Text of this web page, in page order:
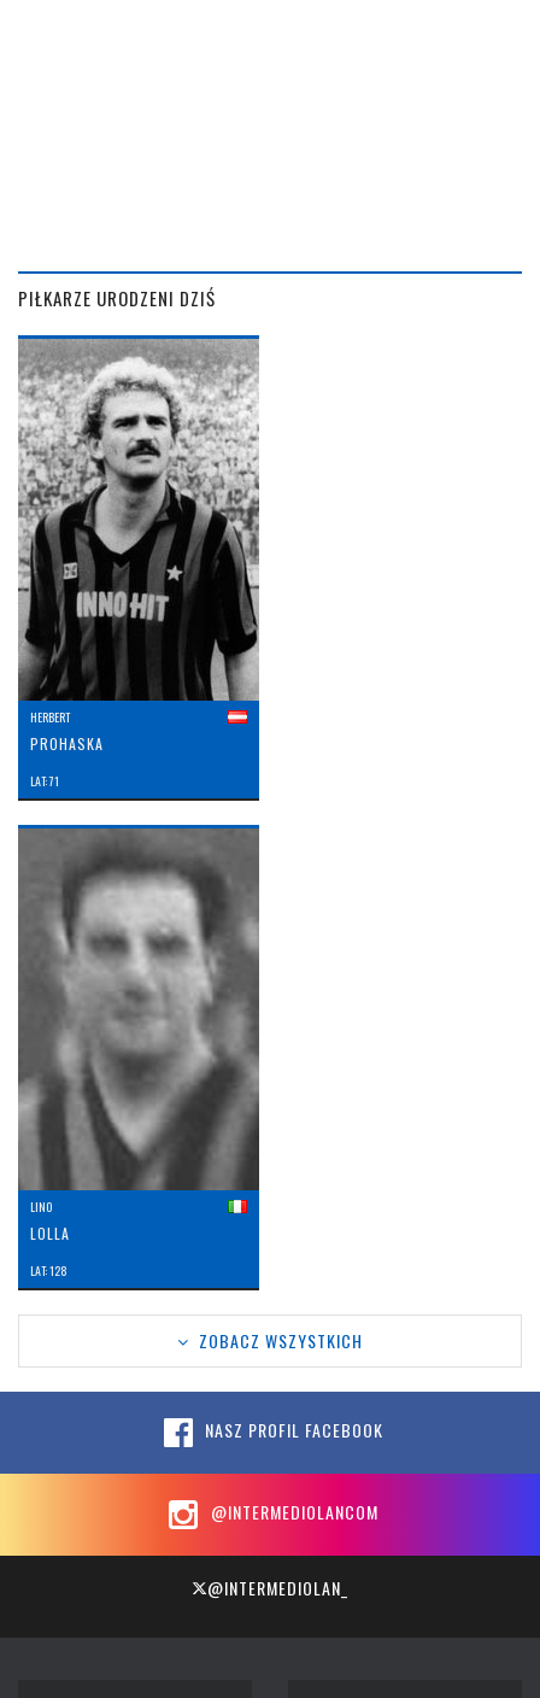
PIŁKARZE URODZENI DZIŚ
HERBERT
PROHASKA
LAT: 71
LINO
LOLLA
LAT: 128
ZOBACZ WSZYSTKICH
NASZ PROFIL FACEBOOK
@INTERMEDIOLANCOM
@INTERMEDIOLAN_